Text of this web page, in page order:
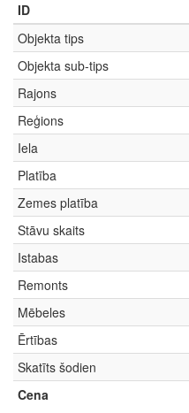
ID
Objekta tips
Objekta sub-tips
Rajons
Reģions
Iela
Platība
Zemes platība
Stāvu skaits
Istabas
Remonts
Mēbeles
Ērtības
Skatīts šodien
Cena